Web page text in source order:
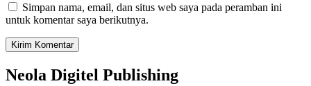
Simpan nama, email, dan situs web saya pada peramban ini
untuk komentar saya berikutnya.
Neola Digitel Publishing